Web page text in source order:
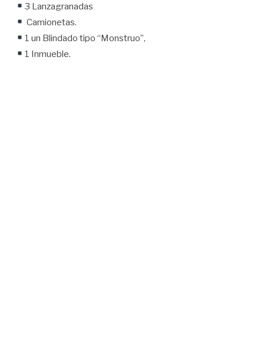
3 Lanzagranadas
Camionetas.
1 un Blindado tipo “Monstruo”,
1 Inmueble.